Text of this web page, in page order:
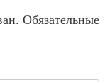
Обязательные